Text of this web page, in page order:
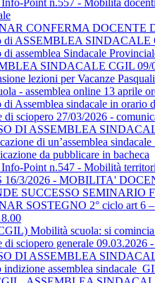
Info-Point n.557 - Mobilità
CONFERMA DOCENTE
di ASSEMBLEA SINDACALE
di assemblea Sindacale
SINDACALE CGIL 09/
lezioni per Vacanze
- assemblea online 13 aprile
di Assemblea sindacale in
di sciopero 27/03/2026 -
DI ASSEMBLEA
di un’assemblea
da pubblicare in bacheca
Point n.547 - Mobilità
16/3/2026 - MOBILITA'
SUCCESSO SEMINARIO
SOSTEGNO 2° ciclo art 6
Mobilità scuola: si
di sciopero generale 09.03.2026
DI ASSEMBLEA
indizione assemblea